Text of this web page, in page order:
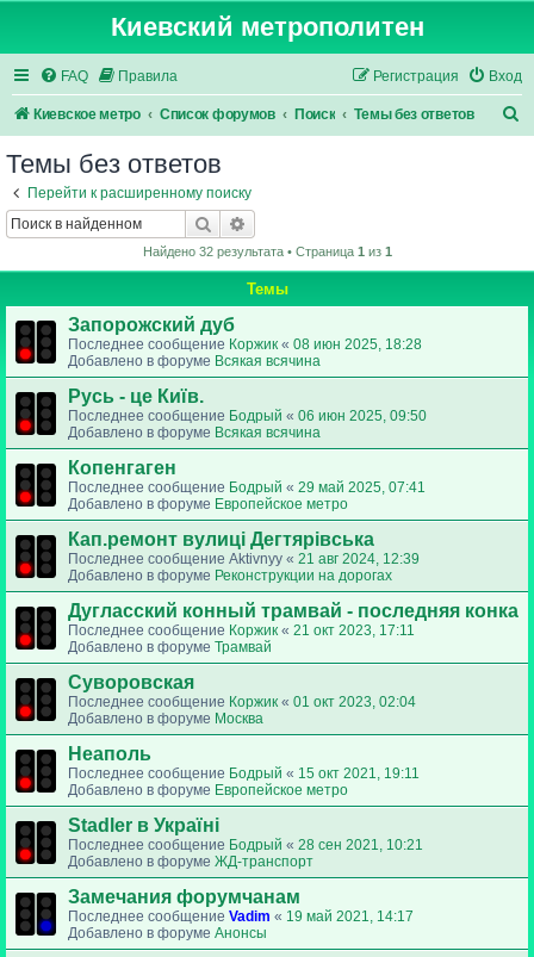
Киевский метрополитен
FAQ Правила Вход
Регистрация
Киевское метро Список форумов Поиск Темы без ответов
Темы без ответов
Перейти к расширенному поиску
Поиск
Найдено 32 результата • Страница 1из 1
Темы
Запорожский дуб
Последнее сообщение Коржик « 08 июн 2025, 18:28
Добавлено в форуме Всякая всячина
Русь - це Київ.
Последнее сообщение Бодрый « 06 июн 2025, 09:50
Добавлено в форуме Всякая всячина
Копенгаген
Последнее сообщение Бодрый « 29 май 2025, 07:41
Добавлено в форуме Европейское метро
Кап.ремонт вулиці Дегтярівська
Последнее сообщение Aktivnyy « 21 авг 2024, 12:39
Добавлено в форуме Реконструкции на дорогах
Дугласский конный трамвай - последняя конка
Последнее сообщение Коржик « 21 окт 2023, 17:11
Добавлено в форуме Трамвай
Суворовская
Последнее сообщение Коржик « 01 окт 2023, 02:04
Добавлено в форуме Москва
Неаполь
Последнее сообщение Бодрый « 15 окт 2021, 19:11
Добавлено в форуме Европейское метро
Stadler в Україні
Последнее сообщение Бодрый « 28 сен 2021, 10:21
Добавлено в форуме ЖД-транспорт
Замечания форумчанам
Последнее сообщение Vadim « 19 май 2021, 14:17
Добавлено в форуме Анонсы